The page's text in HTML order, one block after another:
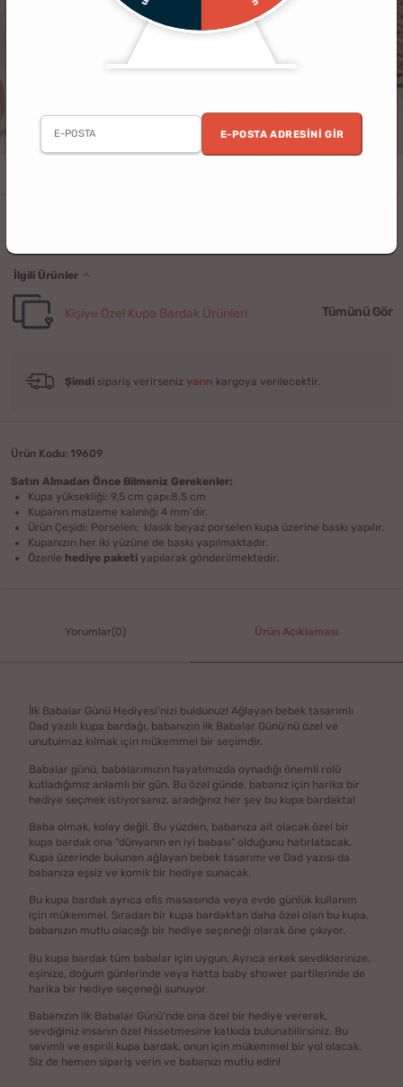
E-POSTA ADRESINI GIR
İlgili Ürünler
Kişiye Özel Kupa Bardak Ürünleri Tümünü Gör
Şimdi sipariş verirseniz yarın kargoya verilecektir.
Ürün Kodu: 19609
Satın Almadan Önce Bilmeniz Gerekenler:
Kupa yüksekliği: 9,5 cm çapı:8,5 cm
Kupanın malzeme kalınlığı 4 mm'dir.
Ürün Çeşidi: Porselen; klasik beyaz porselen kupa üzerine baskı yapılır.
Kupanızın her iki yüzüne de baskı yapılmaktadır.
Özenle hediye paketi yapılarak gönderilmektedir.
Yorumlar(0) Ürün Açıklaması
İlk Babalar Günü Hediyesi'nizi buldunuz! Ağlayan bebek tasarımlı
Dad yazılı kupa bardağı, babanızın ilk Babalar Günü'nü özel ve
unutulmaz kılmak için mükemmel bir seçimdir.
Babalar günü, babalarımızın hayatımızda oynadığı önemli rolü
kutladığımız anlamlı bir gün. Bu özel günde, babanız için harika bir
hediye seçmek istiyorsanız, aradığınız her şey bu kupa bardakta!
Baba olmak, kolay değil. Bu yüzden, babanıza ait olacak özel bir
kupa bardak ona "dünyanın en iyi babası" olduğunu hatırlatacak.
Kupa üzerinde bulunan ağlayan bebek tasarımı ve Dad yazısı da
babanıza eşsiz ve komik bir hediye sunacak.
Bu kupa bardak ayrıca ofis masasında veya evde günlük kullanım
için mükemmel. Sıradan bir kupa bardaktan daha özel olan bu kupa,
babanızın mutlu olacağı bir hediye seçeneği olarak öne çıkıyor.
Bu kupa bardak tüm babalar için uygun. Ayrıca erkek sevdiklerinize,
eşinize, doğum günlerinde veya hatta baby shower partilerinde de
harika bir hediye seçeneği sunuyor.
Babanızın ilk Babalar Günü'nde ona özel bir hediye vererek,
sevdiğiniz insanın özel hissetmesine katkıda bulunabilirsiniz. Bu
sevimli ve esprili kupa bardak, onun için mükemmel bir yol olacak.
Siz de hemen sipariş verin ve babanızı mutlu edin!